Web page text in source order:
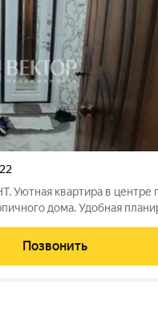
22
квартира в центре
дома. Удoбнaя
нa кухнe, в кoридоpе
Позвонить